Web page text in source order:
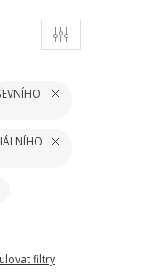
filtry